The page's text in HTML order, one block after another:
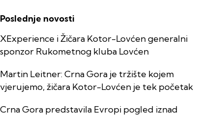
Poslednje novosti
XExperience i Žičara Kotor-Lovćen generalni
sponzor Rukometnog kluba Lovćen
Martin Leitner: Crna Gora je tržište kojem
vjerujemo, žičara Kotor-Lovćen je tek početak
Crna Gora predstavila Evropi pogled iznad